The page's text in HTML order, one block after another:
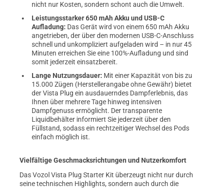
nicht nur Kosten, sondern schont auch die Umwelt.
Leistungsstarker 650 mAh Akku und USB-C
Aufladung: Das Gerät wird von einem 650 mAh Akku
angetrieben, der über den modernen USB-C-Anschluss
schnell und unkompliziert aufgeladen wird – in nur 45
Minuten erreichen Sie eine 100%-Aufladung und sind
somit jederzeit einsatzbereit.
Lange Nutzungsdauer: Mit einer Kapazität von bis zu
15.000 Zügen (Herstellerangabe ohne Gewähr) bietet
der Vista Plug ein ausdauerndes Dampferlebnis, das
Ihnen über mehrere Tage hinweg intensiven
Dampfgenuss ermöglicht. Der transparente
Liquidbehälter informiert Sie jederzeit über den
Füllstand, sodass ein rechtzeitiger Wechsel des Pods
einfach möglich ist.
Vielfältige Geschmacksrichtungen und Nutzerkomfort
Das Vozol Vista Plug Starter Kit überzeugt nicht nur durch
seine technischen Highlights, sondern auch durch die